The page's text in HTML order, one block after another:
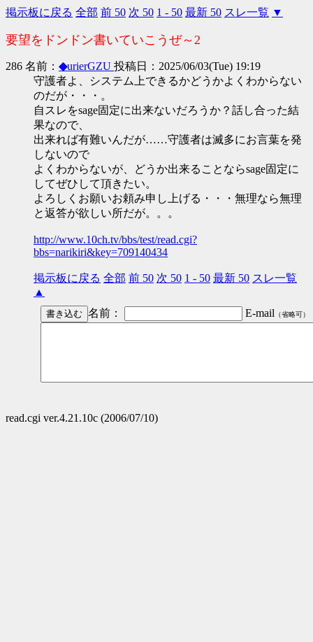
掲示板に戻る 全部 前 50 次 50 1 - 50 最新 50 スレ一覧 ▼
要望をドンドン書いていこうぜ～2
286 名前： ◆urierGZU 投稿日：2025/06/03(Tue) 19:19
守護者よ、システム上できるかどうかよくわからない
のだが・・・。
自スレをsage固定に出来ないだろうか？話し合った結
果なので、
出来れば有難いんだが……守護者は滅多にお言葉を発
しないので
よくわからないが、どうか出来ることならsage固定に
してぜひして頂きたい。
よろしくお願いお頼み申し上げる・・・無理なら無理
と返答が欲しい所だが。。。
http://www.10ch.tv/bbs/test/read.cgi?
bbs=narikiri&key=709140434
掲示板に戻る 全部 前 50 次 50 1 - 50 最新 50 スレ一覧
▲
名前：
E-mail （省略可）
read.cgi ver.4.21.10c (2006/07/10)